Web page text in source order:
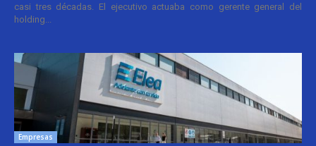
casi tres décadas. El ejecutivo actuaba como gerente general del
holding...
Empresas